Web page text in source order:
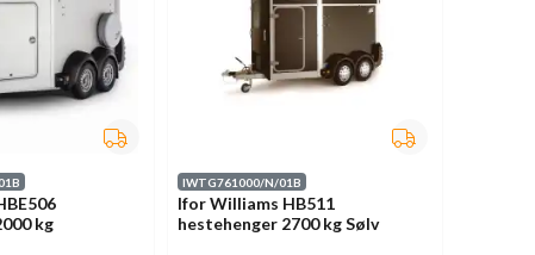
kg
IWTG761000/N/01B
Ifor Williams HB511
hestehenger 2700 kg Sølv